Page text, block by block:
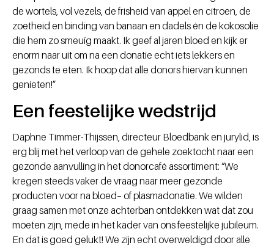
de wortels, vol vezels, de frisheid van appel en citroen, de
zoetheid en binding van banaan en dadels én de kokosolie
die hem zo smeuïg maakt. Ik geef al jaren bloed en kijk er
enorm naar uit om na een donatie echt iets lekkers en
gezonds te eten. Ik hoop dat alle donors hiervan kunnen
genieten!”
Een feestelijke wedstrijd
Daphne Timmer-Thijssen, directeur Bloedbank en jurylid, is
erg blij met het verloop van de gehele zoektocht naar een
gezonde aanvulling in het donorcafé assortiment: “We
kregen steeds vaker de vraag naar meer gezonde
producten voor na bloed– of plasmadonatie. We wilden
graag samen met onze achterban ontdekken wat dat zou
moeten zijn, mede in het kader van ons feestelijke jubileum.
En dat is goed gelukt! We zijn echt overweldigd door alle